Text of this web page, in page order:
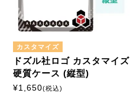
カスタマイズ
ドズル社ロゴ カスタマイズ
硬質ケース (縦型)
¥1,650(税込)